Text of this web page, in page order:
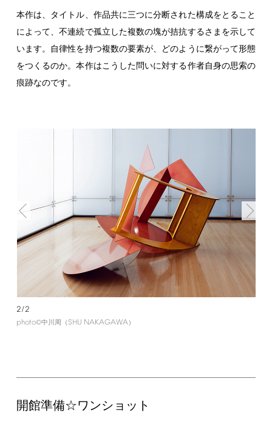
本作は、タイトル、作品共に三つに分断された構成をとること
によって、不連続で孤立した複数の塊が拮抗するさまを示して
います。自律性を持つ複数の要素が、どのように繋がって形態
をつくるのか。本作はこうした問いに対する作者自身の思索の
痕跡なのです。
2/2
photo©中川周（ SHU NAKAGAWA）
開館準備☆ワンショット